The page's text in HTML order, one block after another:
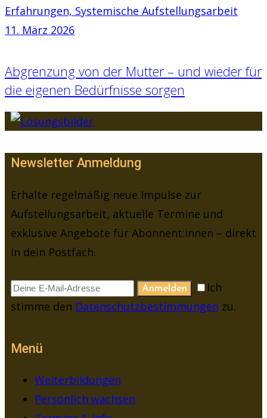
Erfahrungen, Systemische Aufstellungsarbeit
11. März 2026
Abgrenzung von der Mutter – und wieder für
die eigenen Bedürfnisse sorgen
Newsletter Anmeldung
Erhalte regelmäßig neue Impulse zur
Aufstellungsarbeit, aktuelle Termine und
exklusive Angebote für Abonnent:innen – direkt
in dein Postfach.
Anmelden
Ich
stimme den Datenschutzbestimmungen zu.
Menü
Weiterbildungen
Persönlich wachsen